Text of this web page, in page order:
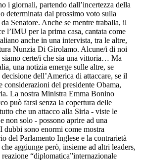
i giornali, partendo dall’incertezza della
determinata dal prossimo voto sulla
Senatore. Anche se mentre traballa, il
l’IMU per la prima casa, cantata come
anche in una intervista, tra le altre,
Nunzia Di Girolamo. Alcune/i di noi
certe/i che sia una vittoria… Ma
una notizia emerge sulle altre, se
dell’America di attaccare, se il
considerazioni del presidente Obama,
La nostra Ministra Emma Bonino
può farsi senza la copertura delle
che un attacco alla Siria - viste le
non solo - possono aprire ad una
dubbi sono enormi come mostra
del Parlamento Inglese e la contrarietà
aggiunge però, insieme ad altri leaders,
“diplomatica”internazionale